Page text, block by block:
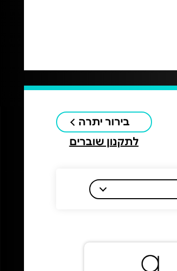
בירור יתרה
לתקנון שוברים